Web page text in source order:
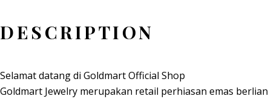
DESCRIPTION
Selamat datang di Goldmart Official Shop
Goldmart Jewelry merupakan retail perhiasan emas berlian